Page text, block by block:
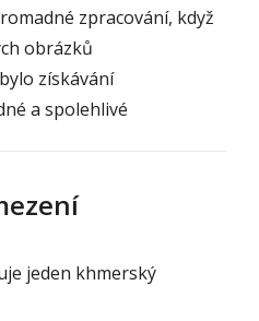
zpracování, když
obrázků
získávání
a spolehlivé
jeden khmerský